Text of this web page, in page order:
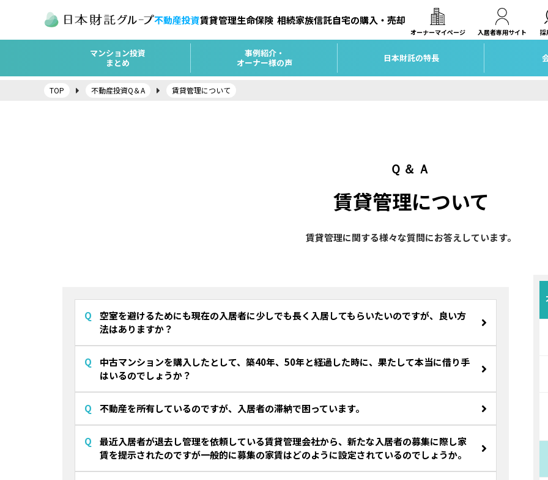
不動産投資賃貸管理生命保険 相続家族信託自宅の購入・売却
オーナーマイページ 入居者専用サイト 採
マンション投資
まとめ
事例紹介・
オーナー様の声
日本財託の特長
TOP 不動産投資Q＆A 賃貸管理について
Ｑ＆Ａ
賃貸管理について
賃貸管理に関する様々な質問にお答えしています。
空室を避けるためにも現在の入居者に少しでも長く入居してもらいたいのですが、良い方
法はありますか？
中古マンションを購入したとして、築40年、50年と経過した時に、果たして本当に借り手
はいるのでしょうか？
不動産を所有しているのですが、入居者の滞納で困っています。
最近入居者が退去し管理を依頼している賃貸管理会社から、新たな入居者の募集に際し家
賃を提示されたのですが一般的に募集の家賃はどのように設定されているのでしょうか。